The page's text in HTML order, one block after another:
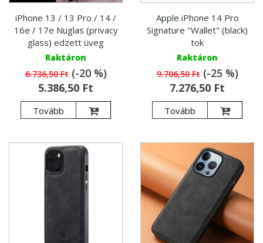
iPhone 13 / 13 Pro / 14 /
16e / 17e Nuglas (privacy
glass) edzett üveg
Raktáron
6.736,50 Ft(-20 %)
5.386,50 Ft
Tovább
Apple iPhone 14 Pro
Signature "Wallet" (black)
tok
Raktáron
9.706,50 Ft(-25 %)
7.276,50 Ft
Tovább